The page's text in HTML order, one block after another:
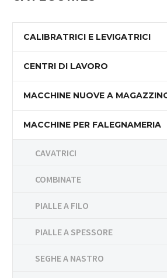
CALIBRATRICI E LEVIGATRICI
CENTRI DI LAVORO
MACCHINE NUOVE A
MACCHINE PER FALEGNAMERIA
CAVATRICI
COMBINATE
PIALLE A FILO
PIALLE A SPESSORE
SEGHE A NASTRO